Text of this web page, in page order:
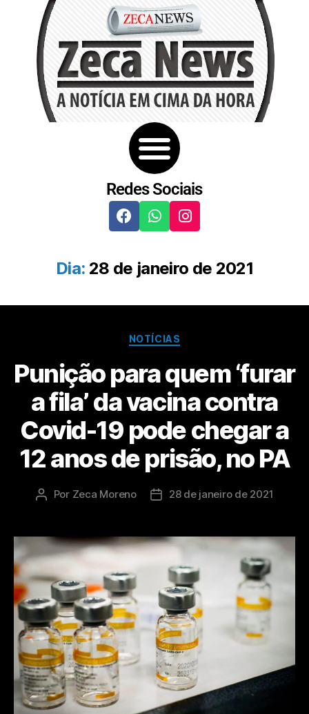
Redes Sociais
Dia: 28 de janeiro de 2021
NOTÍCIAS
Punição para quem ‘furar
a fila’ da vacina contra
Covid-19 pode chegar a
12 anos de prisão, no PA
Por Zeca Moreno 28 de janeiro de 2021